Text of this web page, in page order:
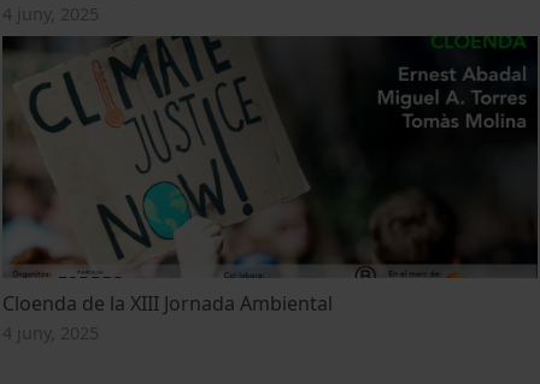
4 juny, 2025
Cloenda de la XIII Jornada Ambiental
4 juny, 2025